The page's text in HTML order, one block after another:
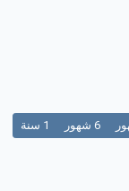
6 شهور 1 سنة